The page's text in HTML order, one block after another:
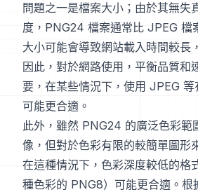
問題之一是檔案大小；由於其無失
度，PNG24 檔案通常比 JPEG 檔
大小可能會導致網站載入時間較長
因此，對於網路使用，平衡品質和
要，在某些情況下，使用 JPEG
可能更合適。
此外，雖然 PNG24 的廣泛色彩範
像，但對於色彩有限的較簡單圖形
在這種情況下，色彩深度較低的格
種色彩的 PNG8）可能更合適。根